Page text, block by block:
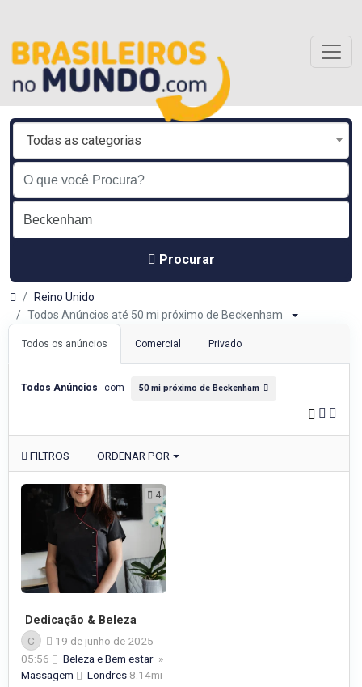
Todas as categorias
Procurar
Reino Unido
Todos Anúncios até 50 mi próximo de Beckenham
Todos os anúncios Comercial Privado
Todos Anúncios com 50 mi próximo de Beckenham
FILTROS ORDENAR POR
4
Dedicação & Beleza
C
19 de junho de 2025
05:56
Beleza e Bem estar »
Massagem
Londres 8.14mi